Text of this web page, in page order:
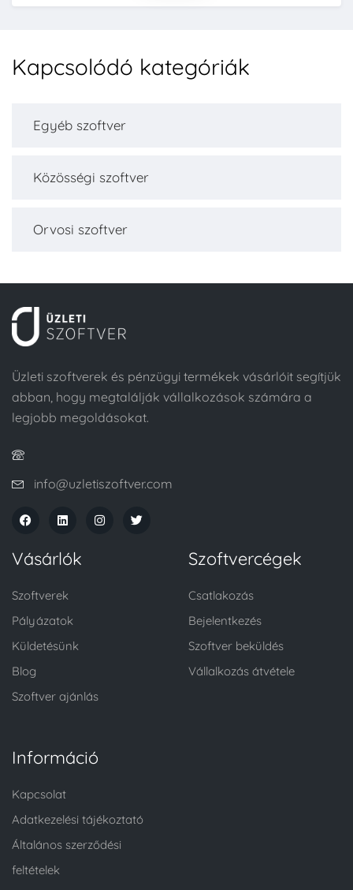
Kapcsolódó kategóriák
Egyéb szoftver
Közösségi szoftver
Orvosi szoftver
Üzleti szoftverek és pénzügyi termékek vásárlóit segítjük
abban, hogy megtalálják vállalkozások számára a
legjobb megoldásokat.
info@uzletiszoftver.com
Vásárlók
Szoftverek
Pályázatok
Küldetésünk
Blog
Szoftver ajánlás
Szoftvercégek
Csatlakozás
Bejelentkezés
Szoftver beküldés
Vállalkozás átvétele
Információ
Kapcsolat
Adatkezelési tájékoztató
Általános szerződési
feltételek